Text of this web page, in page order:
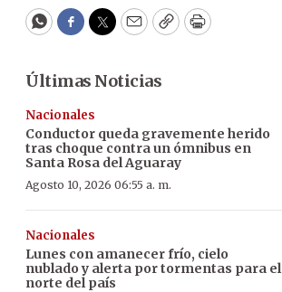
WhatsApp
Facebook
Twitter
EmailCopyPrint
Últimas Noticias
Nacionales
Conductor queda gravemente herido
tras choque contra un ómnibus en
Santa Rosa del Aguaray
Agosto 10, 2026 06:55 a. m.
Nacionales
Lunes con amanecer frío, cielo
nublado y alerta por tormentas para el
norte del país